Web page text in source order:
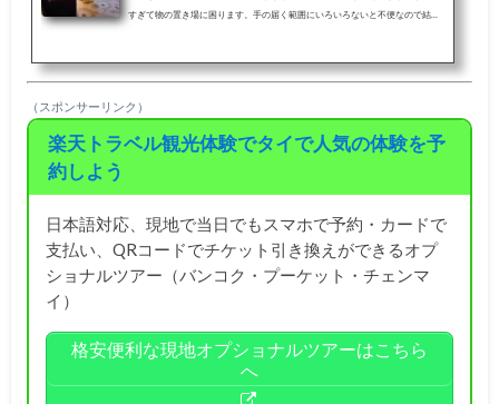
すぎて物の置き場に困ります。手の届く範囲にいろいろないと不便なので結局
チャン、ルアンパバーン）テーマ 飛行機、街歩き、食べ歩き・Vol.1 成田
成田-クアラルンプール ビジネスクラス搭乗記・Vol.3 マレーシア航空 MH7
（スポンサーリンク）
楽天トラベル観光体験でタイで人気の体験を予
約しよう
日本語対応、現地で当日でもスマホで予約・カードで
支払い、QRコードでチケット引き換えができるオプ
ショナルツアー（バンコク・プーケット・チェンマ
イ）
格安便利な現地オプショナルツアーはこちら
へ